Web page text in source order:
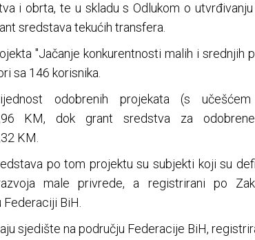
i obrta, te u skladu s Odlukom o
sredstava tekućih transfera.
"Jačanje konkurentnosti malih i srednjih
sa 146 korisnika.
odobrenih projekata (s
KM, dok grant sredstva za
KM.
po tom projektu su subjekti koji su
male privrede, a registrirani po
Federaciji BiH.
sjedište na području Federacije BiH,